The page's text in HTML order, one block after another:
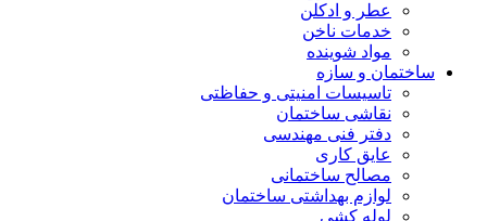
عطر و ادکلن
خدمات ناخن
مواد شوینده
ساختمان و سازه
تاسیسات امنیتی و حفاظتی
نقاشی ساختمان
دفتر فنی مهندسی
عایق کاری
مصالح ساختمانی
لوازم بهداشتی ساختمان
لوله کشی